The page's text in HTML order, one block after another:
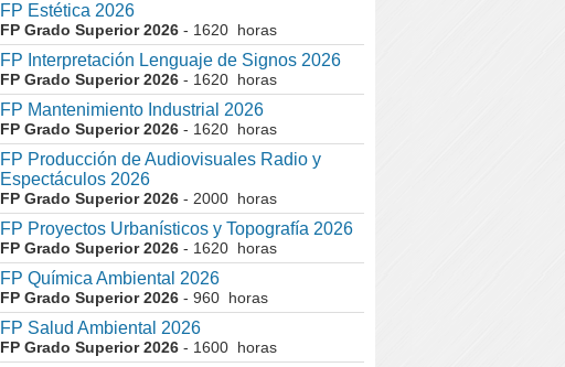
FP Estética 2026
FP Grado Superior 2026 - 1620 horas
FP Interpretación Lenguaje de Signos 2026
FP Grado Superior 2026 - 1620 horas
FP Mantenimiento Industrial 2026
FP Grado Superior 2026 - 1620 horas
FP Producción de Audiovisuales Radio y
Espectáculos 2026
FP Grado Superior 2026 - 2000 horas
FP Proyectos Urbanísticos y Topografía 2026
FP Grado Superior 2026 - 1620 horas
FP Química Ambiental 2026
FP Grado Superior 2026 - 960 horas
FP Salud Ambiental 2026
FP Grado Superior 2026 - 1600 horas